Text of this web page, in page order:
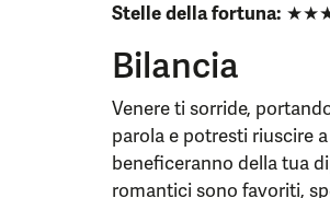
Stelle della fortuna:
Bilancia
Venere ti sorride,
parola e potresti riuscire
beneficeranno della tua
romantici sono favoriti,